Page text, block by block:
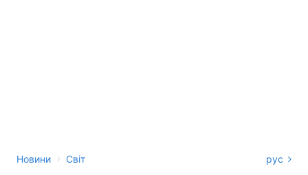
Новини › Світ рус